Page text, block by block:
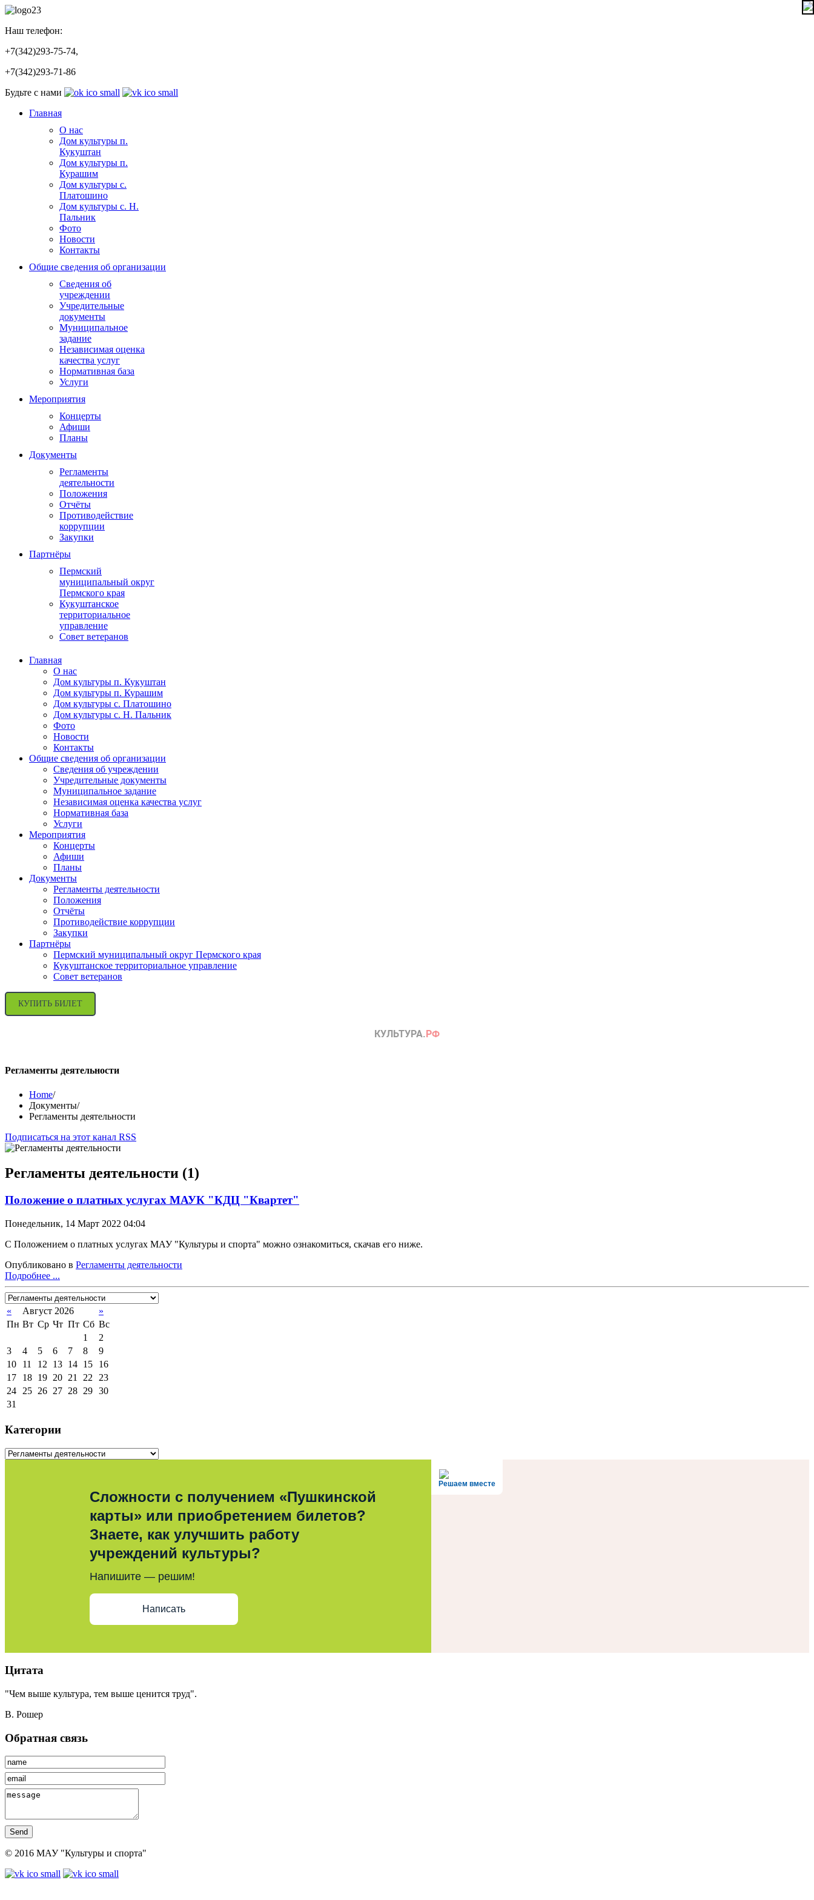
Наш телефон:
+7(342)293-75-74,
+7(342)293-71-86
Будьте с нами
Главная
О нас
Дом культуры п.
Кукуштан
Дом культуры п.
Курашим
Дом культуры с.
Платошино
Дом культуры с. Н.
Пальник
Фото
Новости
Контакты
Общие сведения об организации
Сведения об
учреждении
Учредительные
документы
Муниципальное
задание
Независимая оценка
качества услуг
Нормативная база
Услуги
Мероприятия
Концерты
Афиши
Планы
Документы
Регламенты
деятельности
Положения
Отчёты
Противодействие
коррупции
Закупки
Партнёры
Пермский
муниципальный округ
Пермского края
Кукуштанское
территориальное
управление
Совет ветеранов
Главная
О нас
Дом культуры п. Кукуштан
Дом культуры п. Курашим
Дом культуры с. Платошино
Дом культуры с. Н. Пальник
Фото
Новости
Контакты
Общие сведения об организации
Сведения об учреждении
Учредительные документы
Муниципальное задание
Независимая оценка качества услуг
Нормативная база
Услуги
Мероприятия
Концерты
Афиши
Планы
Документы
Регламенты деятельности
Положения
Отчёты
Противодействие коррупции
Закупки
Партнёры
Пермский муниципальный округ Пермского края
Кукуштанское территориальное управление
Совет ветеранов
КУПИТЬ БИЛЕТ
Регламенты деятельности
Home/
Документы/
Регламенты деятельности
Подписаться на этот канал RSS
Регламенты деятельности (1)
Положение о платных услугах МАУК "КДЦ "Квартет"
Понедельник, 14 Март 2022 04:04
С Положением о платных услугах МАУ "Культуры и спорта" можно ознакомиться, скачав его ниже.
Опубликовано в Регламенты деятельности
Подробнее ...
« Август 2026
»
Пн Вт Ср Чт Пт Сб Вс
1
2
3
4 5 6 7 8
9
10
11 12 13 14 15
16
17
18 19 20 21 22
23
24
25 26 27 28 29 30
31
Категории
Решаем вместе
Сложности с получением «Пушкинской
карты» или приобретением билетов?
Знаете, как улучшить работу
учреждений культуры?
Напишите — решим!
Написать
Цитата
"Чем выше культура, тем выше ценится труд".
В. Рошер
Обратная связь
Send
© 2016 МАУ "Культуры и спорта"